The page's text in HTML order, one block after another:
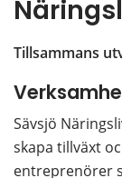
Tillsammans
Sävsjö
skapa tillväxt
entreprenörer